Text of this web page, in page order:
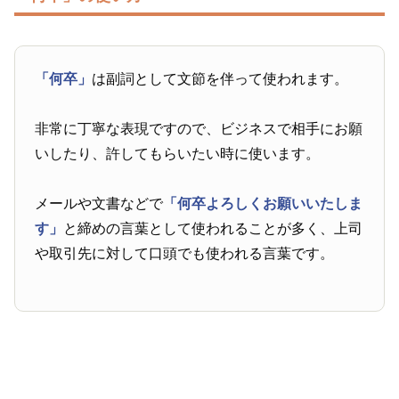
「何卒」 は副詞として文節を伴って使われます。
非常に丁寧な表現ですので、ビジネスで相手にお願
いしたり、許してもらいたい時に使います。
メールや文書などで「何卒よろしくお願いいたしま
す」 と締めの言葉として使われることが多く、上司
や取引先に対して口頭でも使われる言葉です。